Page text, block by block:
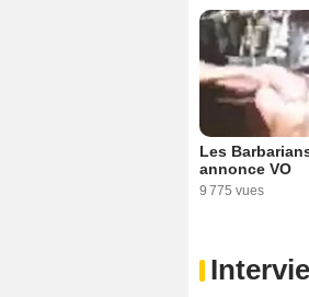
Les
annonce VO
9 775 vues